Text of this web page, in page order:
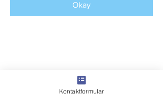
Okay
Kontaktformular